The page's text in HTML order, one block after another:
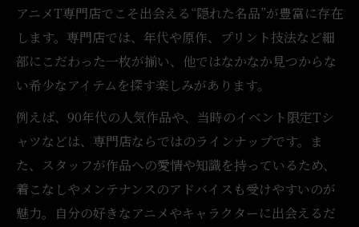
アニメT専門店でこそ出会える“隠れた名品”が豊富に存在
します。専門店では、年代や原作、プリント技法など細
部にこだわった一枚が揃い、他ではなかなか見つからな
い希少なアイテムを探す楽しみがあります。
例えば、90年代の人気作品や、当時のイベント限定Tシ
ャツなどは、専門店ならではのラインナップです。ま
た、スタッフが作品への愛情や知識を持っているため、
着こなしやメンテナンスのアドバイスも受けやすいのが
魅力。自分の好きなアニメやキャラクターに出会えるだ